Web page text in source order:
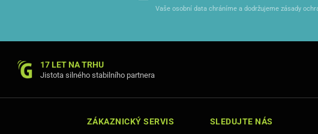
Vaše osobní data chráníme a dodržujeme zásady
17 LET NA TRHU
Jistota silného stabilního partnera
ZÁKAZNICKÝ SERVIS SLEDUJTE NÁS